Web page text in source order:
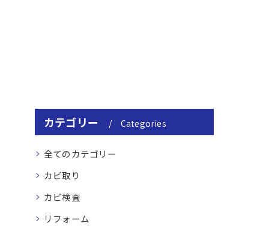
カテゴリー Categories
全てのカテゴリー
カビ取り
カビ検査
リフォーム